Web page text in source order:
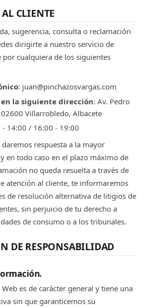
CLIENTE
sugerencia, consulta o reclamación
dirigirte a nuestro servicio de
por cualquiera de los siguientes
: juan@pinchazosvargas.com
la siguiente dirección: Av. Pedro
Villarrobledo, Albacete
- 14:00 / 16:00 - 19:00
respuesta a la mayor
en todo caso en el plazo máximo de
no queda resuelta a través de
atención al cliente, te informaremos
de resolución alternativa de litigios de
sin perjuicio de tu derecho a
de consumo o a los tribunales.
DE RESPONSABILIDAD
es de carácter general y tiene una
sin que garanticemos su